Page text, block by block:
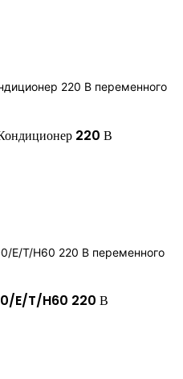
220 В
E/T/H60 220 В